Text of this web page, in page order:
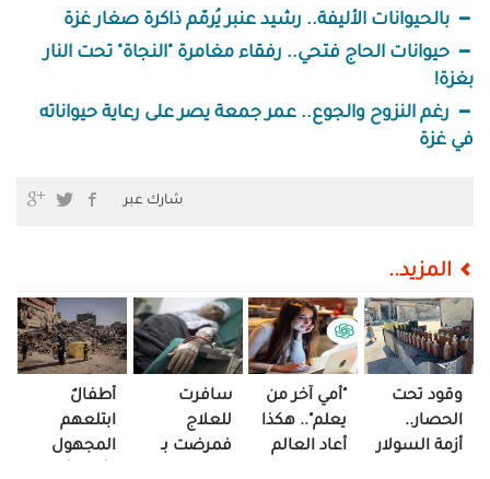
بالحيوانات الأليفة.. رشيد عنبر يُرمّم ذاكرة صغار غزة
حيوانات الحاج فتحي.. رفقاء مغامرة "النجاة" تحت النار
بغزة!
رغم النزوح والجوع.. عمر جمعة يصر على رعاية حيواناته
في غزة
شارك عبر
المزيد..
وقود تحت
الحصار..
أزمة السولار
"أمي آخر من
يعلم".. هكذا
أعاد العالم
سافرت
للعلاج
فمرضت بـ
أطفالٌ
ابتلعهم
المجهول